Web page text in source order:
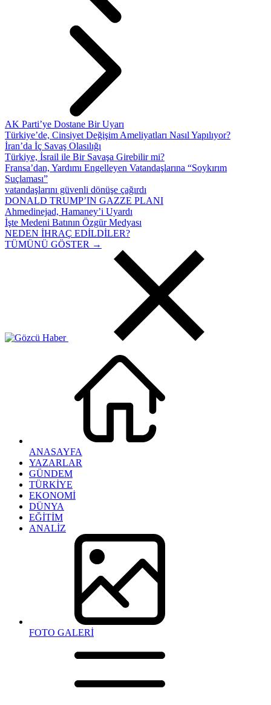
AK Parti’ye Dostane Bir Uyarı
Türkiye’de, Cinsiyet Değişim Ameliyatları Nasıl Yapılıyor?
İran’da İç Savaş Olasılığı
Türkiye, İsrail ile Bir Savaşa Girebilir mi?
Fransa’dan, Yardımı Engelleyen Vatandaşlarına “Soykırım
Suçlaması”
vatandaşlarını güvenli dönüşe çağırdı
DONALD TRUMP’IN GAZZE PLANI
Ahmedinejad, Hamaney’i Uyardı
İşte Medeni Batının Özgür Medyası
NEDEN İHRAÇ EDİLDİLER?
TÜMÜNÜ GÖSTER →
ANASAYFA
YAZARLAR
GÜNDEM
TÜRKİYE
EKONOMİ
DÜNYA
EĞİTİM
ANALİZ
FOTO GALERİ